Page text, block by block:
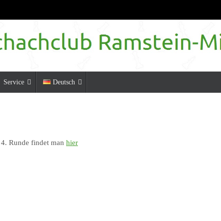
Service Deutsch
Runde findet man hier